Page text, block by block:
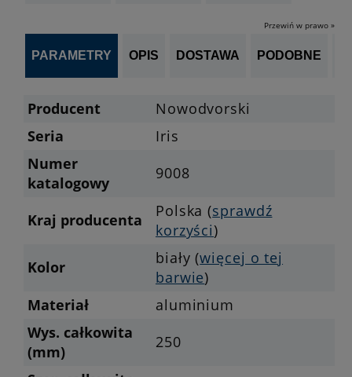
Przewiń w prawo »
PARAMETRY OPIS DOSTAWA PODOBNE
Producent
Nowodvorski
Seria
Iris
Numer
katalogowy
9008
Kraj producenta Polska (sprawdź
korzyści)
Kolor
biały (więcej o tej
barwie)
Materiał
aluminium
Wys. całkowita
(mm)
250